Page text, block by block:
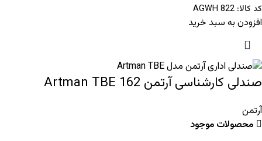
کد کالا: AGWH 822
افزودن به سبد خرید
صندلی کارشناسی آرتمن 162 Artman TBE
آرتمن
محصولات موجود